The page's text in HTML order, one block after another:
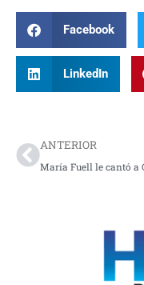
Facebook
LinkedIn
ANTERIOR